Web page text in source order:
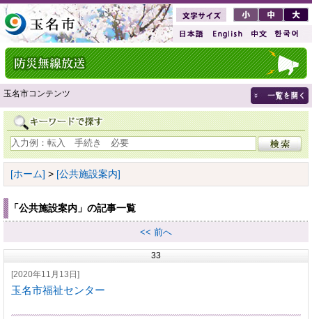
玉名市コンテンツ
[ホーム] > [公共施設案内]
「公共施設案内」の記事一覧
<< 前へ
33
[2020年11月13日]
玉名市福祉センター